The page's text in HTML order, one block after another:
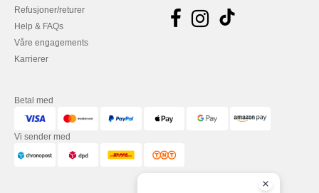
Refusjoner/returer
Help & FAQs
Våre engagements
Karrierer
Betal med
Vi sender med